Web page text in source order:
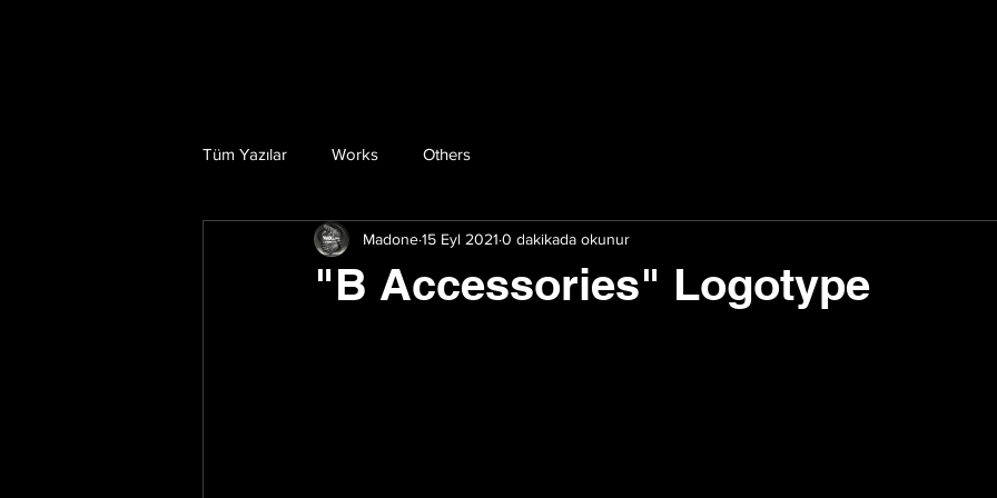
Tüm Yazılar Works Others
"B Accessories" Logotype
Madone15 Eyl 2021 0 dakikada okunur